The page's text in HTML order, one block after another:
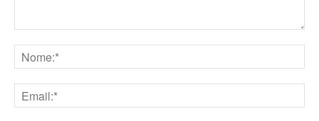
Nome
Email